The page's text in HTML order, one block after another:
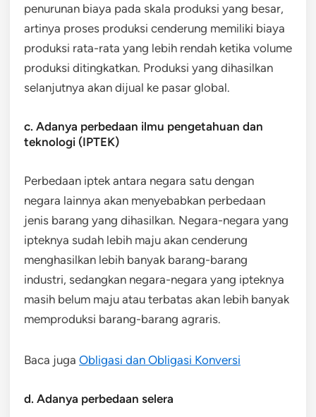
penurunan biaya pada skala produksi yang besar,
artinya proses produksi cenderung memiliki biaya
produksi rata-rata yang lebih rendah ketika volume
produksi ditingkatkan. Produksi yang dihasilkan
selanjutnya akan dijual ke pasar global.
c. Adanya perbedaan ilmu pengetahuan dan
teknologi (IPTEK)
Perbedaan iptek antara negara satu dengan
negara lainnya akan menyebabkan perbedaan
jenis barang yang dihasilkan. Negara-negara yang
ipteknya sudah lebih maju akan cenderung
menghasilkan lebih banyak barang-barang
industri, sedangkan negara-negara yang ipteknya
masih belum maju atau terbatas akan lebih banyak
memproduksi barang-barang agraris.
Baca juga Obligasi dan Obligasi Konversi
d. Adanya perbedaan selera